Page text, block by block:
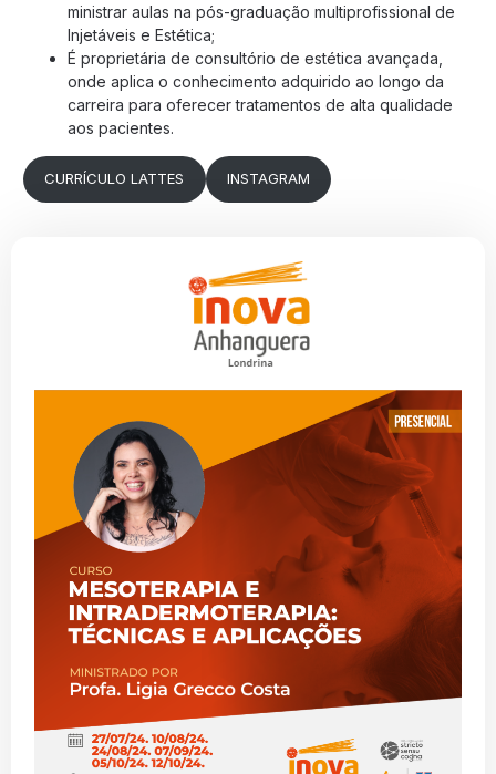
ministrar aulas na pós-graduação multiprofissional de
Injetáveis e Estética;
É proprietária de consultório de estética avançada,
onde aplica o conhecimento adquirido ao longo da
carreira para oferecer tratamentos de alta qualidade
aos pacientes.
CURRÍCULO LATTES INSTAGRAM